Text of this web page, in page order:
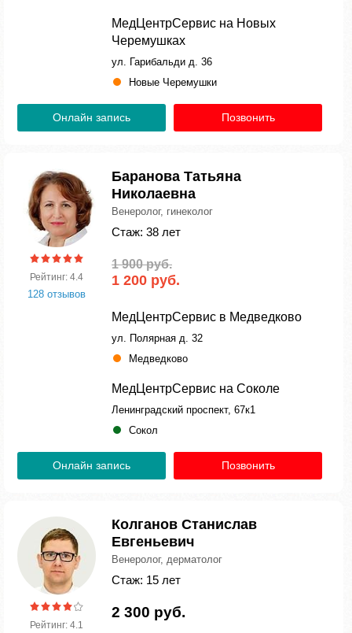
МедЦентрСервис на Новых
Черемушках
ул. Гарибальди д. 36
Новые Черемушки
Онлайн запись Позвонить
Рейтинг: 4.4
128 отзывов
Баранова Татьяна
Николаевна
Венеролог, гинеколог
Стаж: 38 лет
1 900 руб.
1 200 руб.
МедЦентрСервис в Медведково
ул. Полярная д. 32
Медведково
МедЦентрСервис на Соколе
Ленинградский проспект, 67к1
Сокол
Онлайн запись Позвонить
Рейтинг: 4.1
Колганов Станислав
Евгеньевич
Венеролог, дерматолог
Стаж: 15 лет
2 300 руб.